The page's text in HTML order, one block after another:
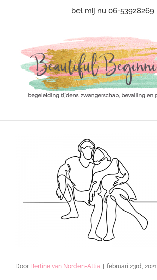
bel mij nu 06-53928269
Door Bertine van Norden-Attia | februari 23rd, 2021